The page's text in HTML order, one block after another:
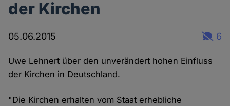
der Kirchen
05.06.2015 6
Uwe Lehnert über den unverändert hohen Einfluss
der Kirchen in Deutschland.
"Die Kirchen erhalten vom Staat erhebliche